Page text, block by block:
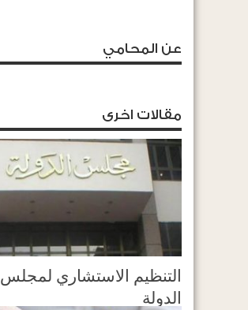
عن المحامي
مقالات اخرى
التنظيم الاستشاري لمجلس
الدولة